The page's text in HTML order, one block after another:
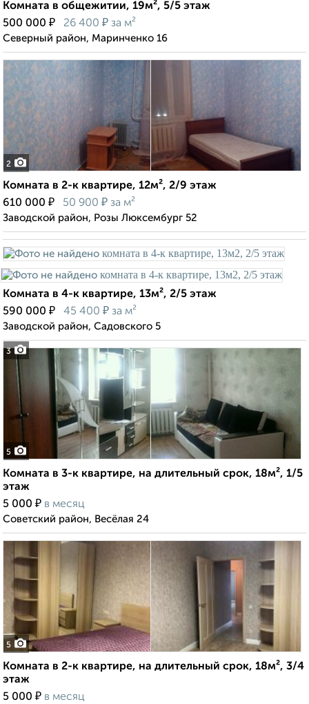
Комната в общежитии, 19м², 5/5 этаж
500 000 ₽ 26 400 ₽ за м²
Северный район, Маринченко 16
2
Комната в 2-к квартире, 12м², 2/9 этаж
610 000 ₽ 50 900 ₽ за м²
Заводской район, Розы Люксембург 52
3
Комната в 4-к квартире, 13м², 2/5 этаж
590 000 ₽ 45 400 ₽ за м²
Заводской район, Садовского 5
5
Комната в 3-к квартире, на длительный срок, 18м², 1/5
этаж
5 000 ₽ в месяц
Советский район, Весёлая 24
5
Комната в 2-к квартире, на длительный срок, 18м², 3/4
этаж
5 000 ₽ в месяц